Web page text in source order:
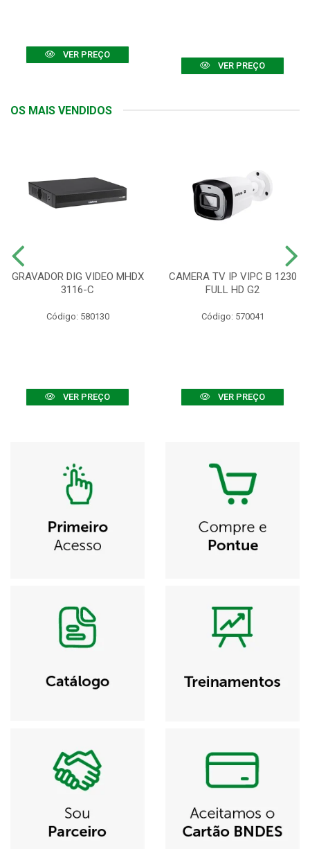
VER PREÇO
VER PREÇO
OS MAIS VENDIDOS
GRAVADOR DIG VIDEO MHDX
3116-C
Código: 580130
VER PREÇO
CAMERA TV IP VIPC B 1230
FULL HD G2
Código: 570041
VER PREÇO